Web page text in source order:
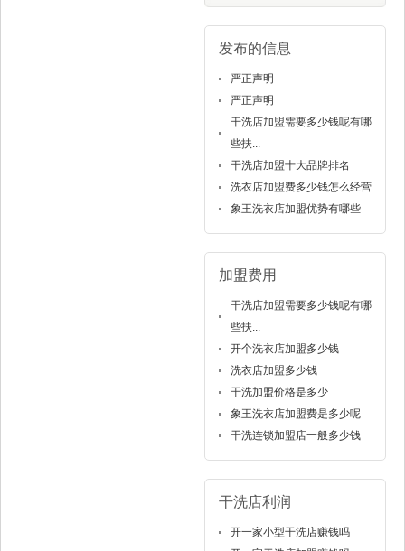
发布的信息
严正声明
严正声明
干洗店加盟需要多少钱呢有哪
些扶...
干洗店加盟十大品牌排名
洗衣店加盟费多少钱怎么经营
象王洗衣店加盟优势有哪些
加盟费用
干洗店加盟需要多少钱呢有哪
些扶...
开个洗衣店加盟多少钱
洗衣店加盟多少钱
干洗加盟价格是多少
象王洗衣店加盟费是多少呢
干洗连锁加盟店一般多少钱
干洗店利润
开一家小型干洗店赚钱吗